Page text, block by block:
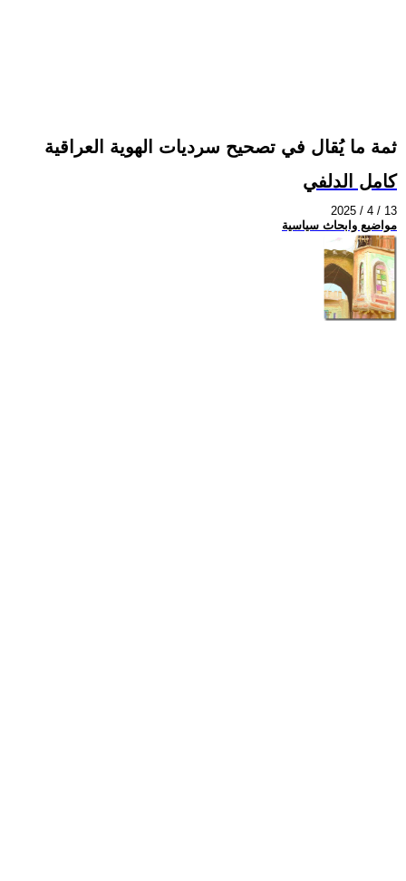
ثمة ما يُقال في تصحيح سرديات الهوية العراقية
كامل الدلفي
2025 / 4 / 13
مواضيع وابحاث سياسية